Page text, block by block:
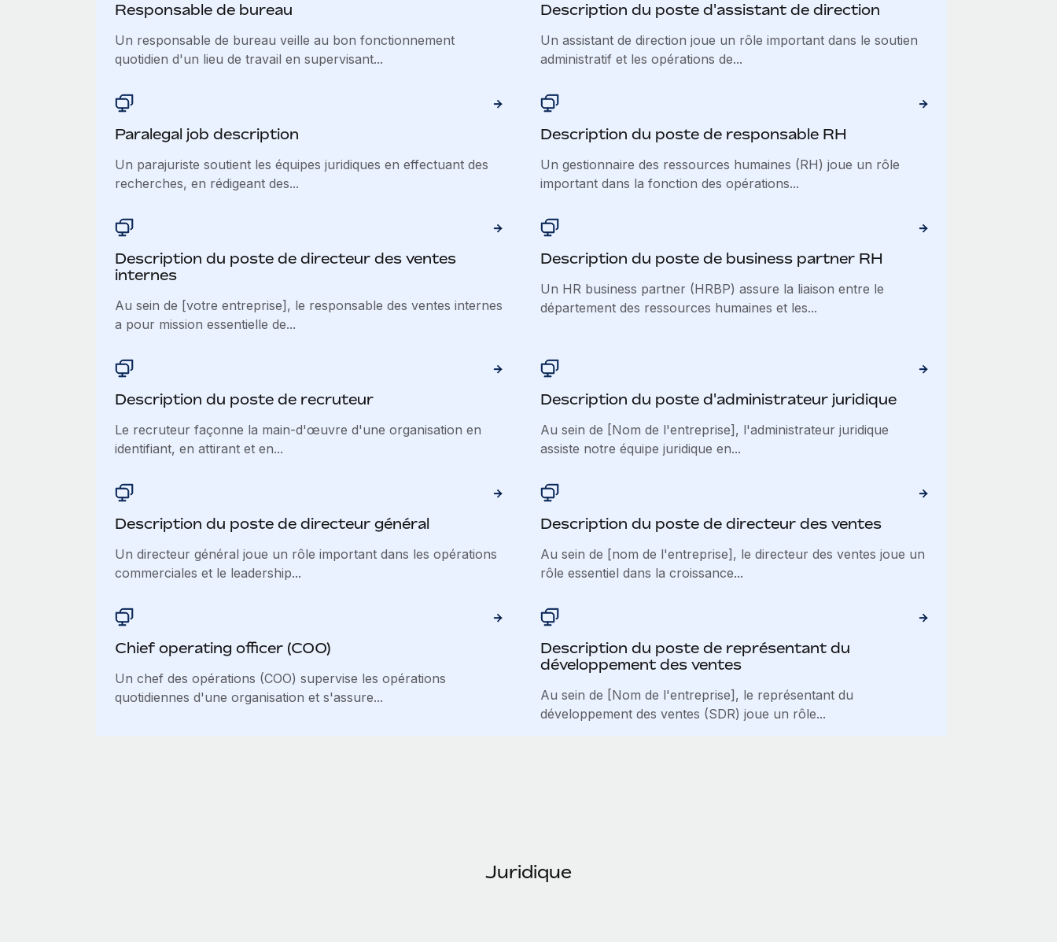
Responsable de bureau
Un responsable de bureau veille au bon fonctionnement
quotidien d'un lieu de travail en supervisant...
Description du poste d'assistant de direction
Un assistant de direction joue un rôle important dans le soutien
administratif et les opérations de...
Paralegal job description
Un parajuriste soutient les équipes juridiques en effectuant des
recherches, en rédigeant des...
Description du poste de responsable RH
Un gestionnaire des ressources humaines (RH) joue un rôle
important dans la fonction des opérations...
Description du poste de directeur des ventes
internes
Au sein de [votre entreprise], le responsable des ventes internes
a pour mission essentielle de...
Description du poste de business partner RH
Un HR business partner (HRBP) assure la liaison entre le
département des ressources humaines et les...
Description du poste de recruteur
Le recruteur façonne la main-d'œuvre d'une organisation en
identifiant, en attirant et en...
Description du poste d'administrateur juridique
Au sein de [Nom de l'entreprise], l'administrateur juridique
assiste notre équipe juridique en...
Description du poste de directeur général
Un directeur général joue un rôle important dans les opérations
commerciales et le leadership...
Description du poste de directeur des ventes
Au sein de [nom de l'entreprise], le directeur des ventes joue un
rôle essentiel dans la croissance...
Chief operating officer (COO)
Un chef des opérations (COO) supervise les opérations
quotidiennes d'une organisation et s'assure...
Description du poste de représentant du
développement des ventes
Au sein de [Nom de l'entreprise], le représentant du
développement des ventes (SDR) joue un rôle...
Juridique